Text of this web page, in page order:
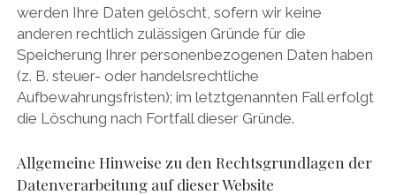
werden Ihre Daten gelöscht, sofern wir keine
anderen rechtlich zulässigen Gründe für die
Speicherung Ihrer personenbezogenen Daten haben
(z. B. steuer- oder handelsrechtliche
Aufbewahrungsfristen); im letztgenannten Fall erfolgt
die Löschung nach Fortfall dieser Gründe.
Allgemeine Hinweise zu den Rechtsgrundlagen der
Datenverarbeitung auf dieser Website